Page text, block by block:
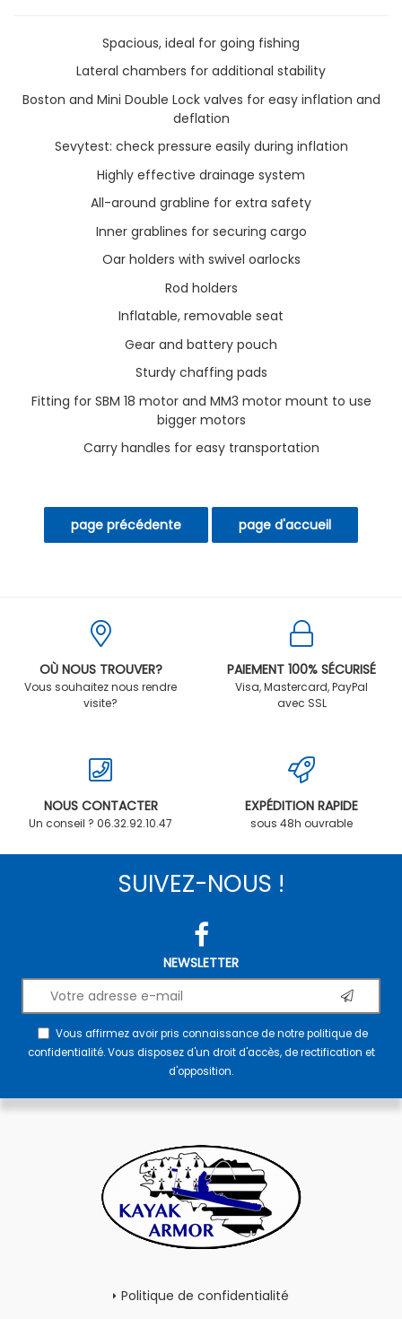
Spacious, ideal for going fishing
Lateral chambers for additional stability
Boston and Mini Double Lock valves for easy inflation and
deflation
Sevytest: check pressure easily during inflation
Highly effective drainage system
All-around grabline for extra safety
Inner grablines for securing cargo
Oar holders with swivel oarlocks
Rod holders
Inflatable, removable seat
Gear and battery pouch
Sturdy chaffing pads
Fitting for SBM 18 motor and MM3 motor mount to use
bigger motors
Carry handles for easy transportation
OÙ NOUS TROUVER?
Vous souhaitez nous rendre
visite?
PAIEMENT 100% SÉCURISÉ
Visa, Mastercard, PayPal
avec SSL
NOUS CONTACTER
Un conseil ? 06.32.92.10.47
EXPÉDITION RAPIDE
sous 48h ouvrable
SUIVEZ-NOUS !
NEWSLETTER
Vous affirmez avoir pris connaissance de notrepolitique de
confidentialité. Vous disposez d'un droit d'accès, de rectification et
d'opposition.
Politique de confidentialité